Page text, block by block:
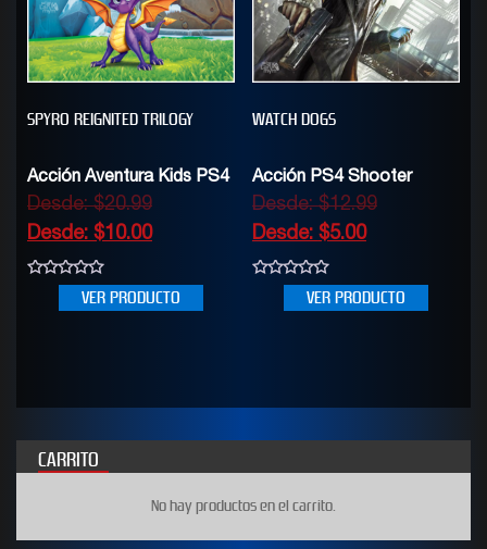
SPYRO REIGNITED TRILOGY
Acción Aventura Kids PS4
Desde:$20.99
Desde: $10.00
VER PRODUCTO
WATCH DOGS
Acción PS4 Shooter
Desde:$12.99
Desde: $5.00
VER PRODUCTO
CARRITO
No hay productos en el carrito.